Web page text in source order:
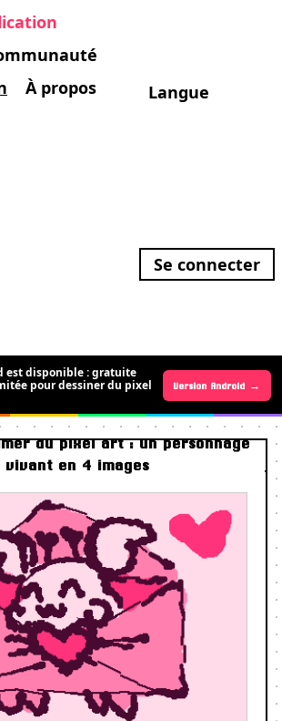
À propos Langue
Se connecter
est disponible : gratuite
pour dessiner du pixel
Version Android →
Version iOS →
du pixel art : un personnage
vivant en 4 images